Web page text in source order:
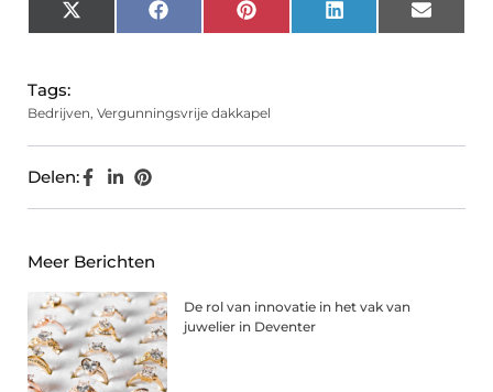
X
(Twitter)
FacebookPinterest LinkedIn Email
Tags:
Bedrijven, Vergunningsvrije dakkapel
Delen:
Meer Berichten
De rol van innovatie in het vak van
juwelier in Deventer